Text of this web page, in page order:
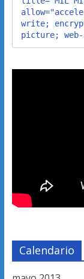
write;
picture;
Calendario